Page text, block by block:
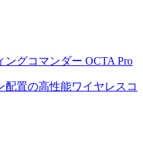
グコマンダー OCTA Pro
置の高性能ワイヤレスコ